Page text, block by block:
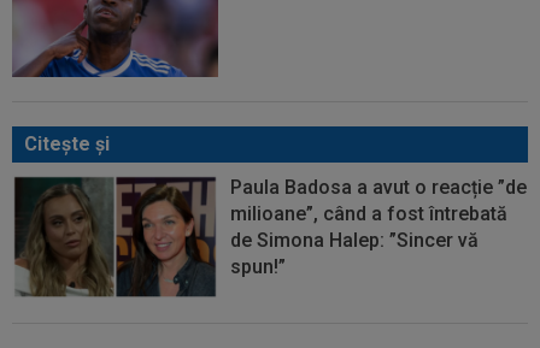
Citeşte şi
Paula Badosa a avut o reacție ”de
milioane”, când a fost întrebată
de Simona Halep: ”Sincer vă
spun!”